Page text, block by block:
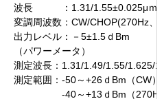
波長 ：1.31/1.55±0.025μｍ
変調周波数：CW/CHOP(270Hz、
出力レベル：－5±1.5ｄBm
（パワーメータ）
測定波長：1.31/1.49/1.55/1.625/
測定範囲：-50～+26ｄBm（CW）
-40～+13ｄBm（270Hz/1